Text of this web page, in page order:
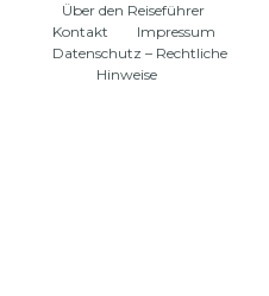
Über den Reiseführer
Kontakt
Impressum
Datenschutz – Rechtliche
Hinweise